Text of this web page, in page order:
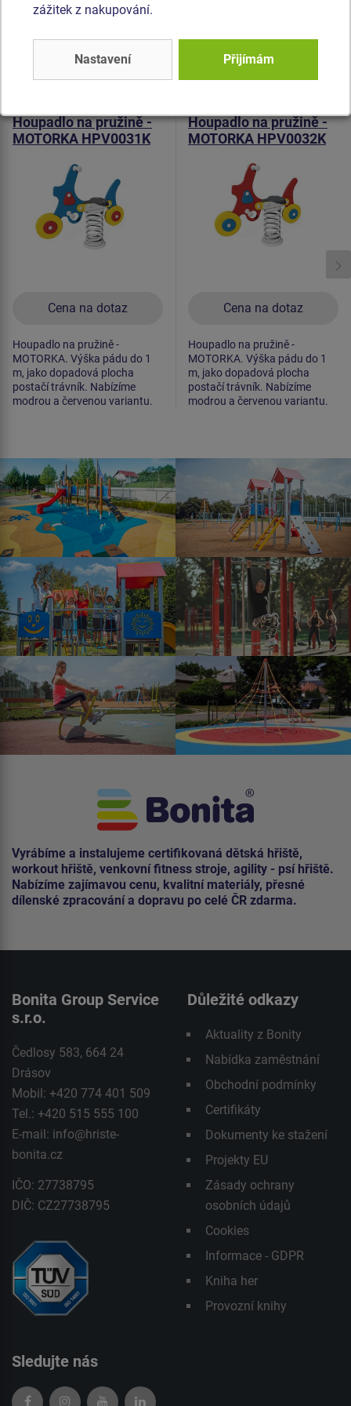
pozinkovaný nebo nerezový.
Podobné zboží
Houpadlo na pružině -
MOTORKA HPV0031K
Cena na dotaz
Houpadlo na pružině -
MOTORKA. Výška pádu do 1
m, jako dopadová plocha
postačí trávník. Nabízíme
modrou a červenou variantu.
Houpadlo na pružině -
MOTORKA HPV0032K
Cena na dotaz
Houpadlo na pružině -
MOTORKA. Výška pádu do 1
m, jako dopadová plocha
postačí trávník. Nabízíme
modrou a červenou variantu.
Vyrábíme a instalujeme certifikovaná dětská hřiště,
workout hřiště, venkovní fitness stroje, agility - psí hřiště.
Nabízíme zajímavou cenu, kvalitní materiály, přesné
dílenské zpracování a dopravu po celé ČR zdarma.
Bonita Group Service
s.r.o.
Čedlosy 583, 664 24
Drásov
Mobil: +420 774 401 509
Tel.: +420 515 555 100
E-mail: info@hriste-
bonita.cz
IČO: 27738795
DIČ: CZ27738795
Důležité odkazy
Aktuality z Bonity
Nabídka zaměstnání
Obchodní podmínky
Certifikáty
Dokumenty ke stažení
Projekty EU
Zásady ochrany
osobních údajů
Cookies
Informace - GDPR
Kniha her
Provozní knihy
Sledujte nás
zážitek z nakupování.
Nastavení Přijímám